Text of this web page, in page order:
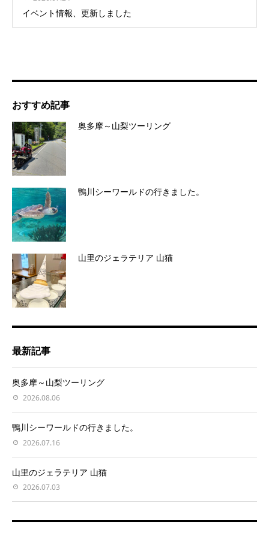
イベント情報、更新しました
おすすめ記事
奥多摩～山梨ツーリング
鴨川シーワールドの行きました。
山里のジェラテリア 山猫
最新記事
奥多摩～山梨ツーリング
2026.08.06
鴨川シーワールドの行きました。
2026.07.16
山里のジェラテリア 山猫
2026.07.03